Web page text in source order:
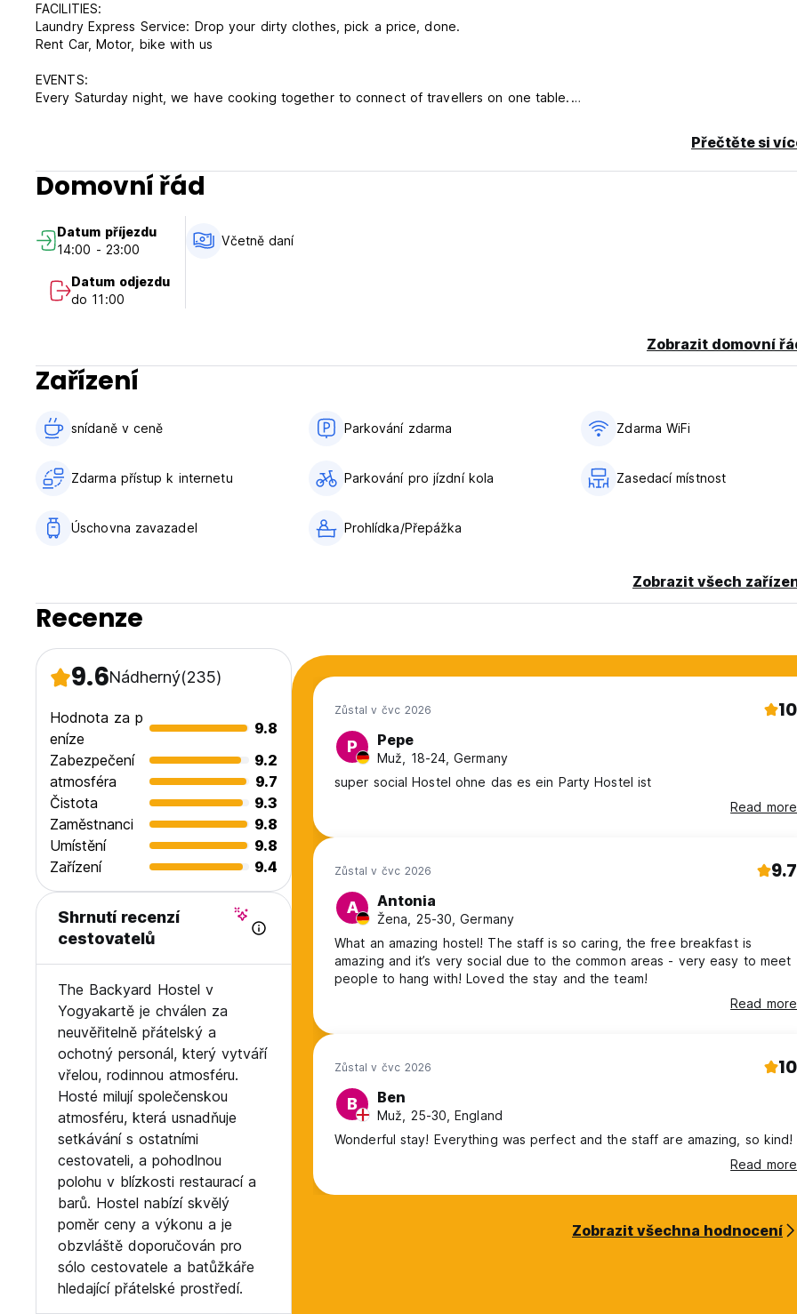
FACILITIES:
Laundry Express Service: Drop your dirty clothes, pick a price, done.
Rent Car, Motor, bike with us
EVENTS:
Every Saturday night, we have cooking together to connect of travellers on one table.
Check in: 2PM
Check out: 11AM
Smoking Areas provided at the garden only
Přečtěte si
Domovní řád
Datum příjezdu
14:00 - 23:00
Datum odjezdu
do 11:00
Včetně daní
Zobrazit domovní
Zařízení
snídaně v ceně‎ Parkování zdarma Zdarma WiFi
Zdarma přístup k internetu Parkování pro jízdní kola Zasedací místnost
Úschovna zavazadel Prohlídka/Přepážka
Zobrazit všech
Recenze
9.6Nádherný(235)
Hodnota za p
eníze
9.8
Zabezpečení
9.2
atmosféra
9.7
Čistota
9.3
Zaměstnanci
9.8
Umístění
9.8
Zařízení
9.4
Shrnutí recenzí
cestovatelů
The Backyard Hostel v
Yogyakartě je chválen za
neuvěřitelně přátelský a
ochotný personál, který vytváří
vřelou, rodinnou atmosféru.
Hosté milují společenskou
atmosféru, která usnadňuje
setkávání s ostatními
cestovateli, a pohodlnou
polohu v blízkosti restaurací a
barů. Hostel nabízí skvělý
poměr ceny a výkonu a je
obzvláště doporučován pro
sólo cestovatele a batůžkáře
hledající přátelské prostředí.
Zůstal v čvc 2026 10
P Pepe
Muž, 18-24, Germany
super social Hostel ohne das es ein Party Hostel ist
Read more
Zůstal v čvc 2026 9.7
A Antonia
Žena, 25-30, Germany
What an amazing hostel! The staff is so caring, the free breakfast is
amazing and it’s very social due to the common areas - very easy to meet
people to hang with! Loved the stay and the team!
Read more
Zůstal v čvc 2026 10
B Ben
Muž, 25-30, England
Wonderful stay! Everything was perfect and the staff are amazing, so kind!
Read more
Zobrazit všechna hodnocení